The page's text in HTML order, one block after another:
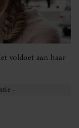
voldoet aan haar